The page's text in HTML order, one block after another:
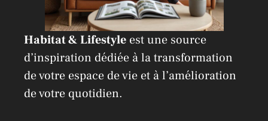
Habitat & Lifestyle est une source
d’inspiration dédiée à la transformation
de votre espace de vie et à l’amélioration
de votre quotidien.